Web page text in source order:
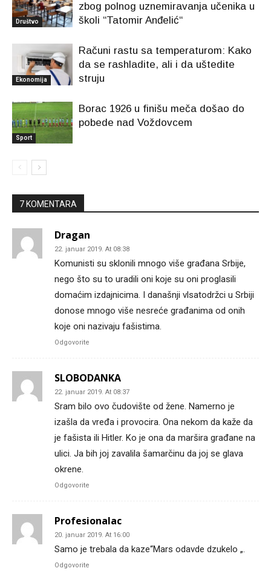
Društvo
zbog polnog uznemiravanja učenika u
školi “Tatomir Anđelić“
Ekonomija
Računi rastu sa temperaturom: Kako
da se rashladite, ali i da uštedite
struju
Sport
Borac 1926 u finišu meča došao do
pobede nad Voždovcem
7 KOMENTARA
Dragan
22. januar 2019. At 08:38
Komunisti su sklonili mnogo više građana Srbije,
nego što su to uradili oni koje su oni proglasili
domaćim izdajnicima. I današnji vlsatodržci u Srbiji
donose mnogo više nesreće građanima od onih
koje oni nazivaju fašistima.
Odgovorite
SLOBODANKA
22. januar 2019. At 08:37
Sram bilo ovo čudovište od žene. Namerno je
izašla da vređa i provocira. Ona nekom da kaže da
je fašista ili Hitler. Ko je ona da maršira građane na
ulici. Ja bih joj zavalila šamarčinu da joj se glava
okrene.
Odgovorite
Profesionalac
20. januar 2019. At 16:00
Samo je trebala da kaze“Mars odavde dzukelo „.
Odgovorite